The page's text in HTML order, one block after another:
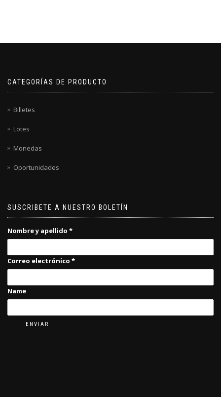
CATEGORÍAS DE PRODUCTO
Billetes
Lotes
Monedas
Oportunidades
SUSCRIBETE A NUESTRO BOLETÍN
Nombre y apellido *
Correo electrónico *
Name
ENVIAR